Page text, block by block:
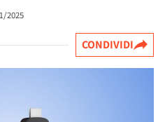
2025
CONDIVIDI